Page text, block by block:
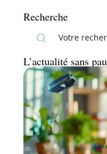
Recherche
L’actualité sans